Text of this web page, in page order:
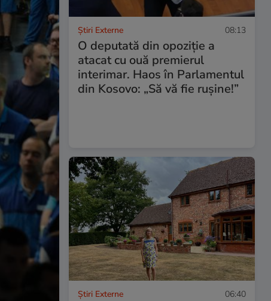
Știri Externe 08:13
O deputată din opoziție a
atacat cu ouă premierul
interimar. Haos în Parlamentul
din Kosovo: „Să vă fie rușine!”
Știri Externe 06:40